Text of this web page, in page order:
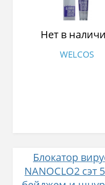
Нет в
WELCOS
Блокатор
NANOCLO2 сэт